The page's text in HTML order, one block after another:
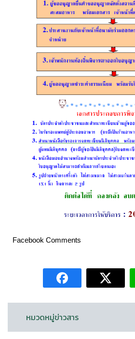
Facebook Comments
หมวดหมู่ข่าวสาร